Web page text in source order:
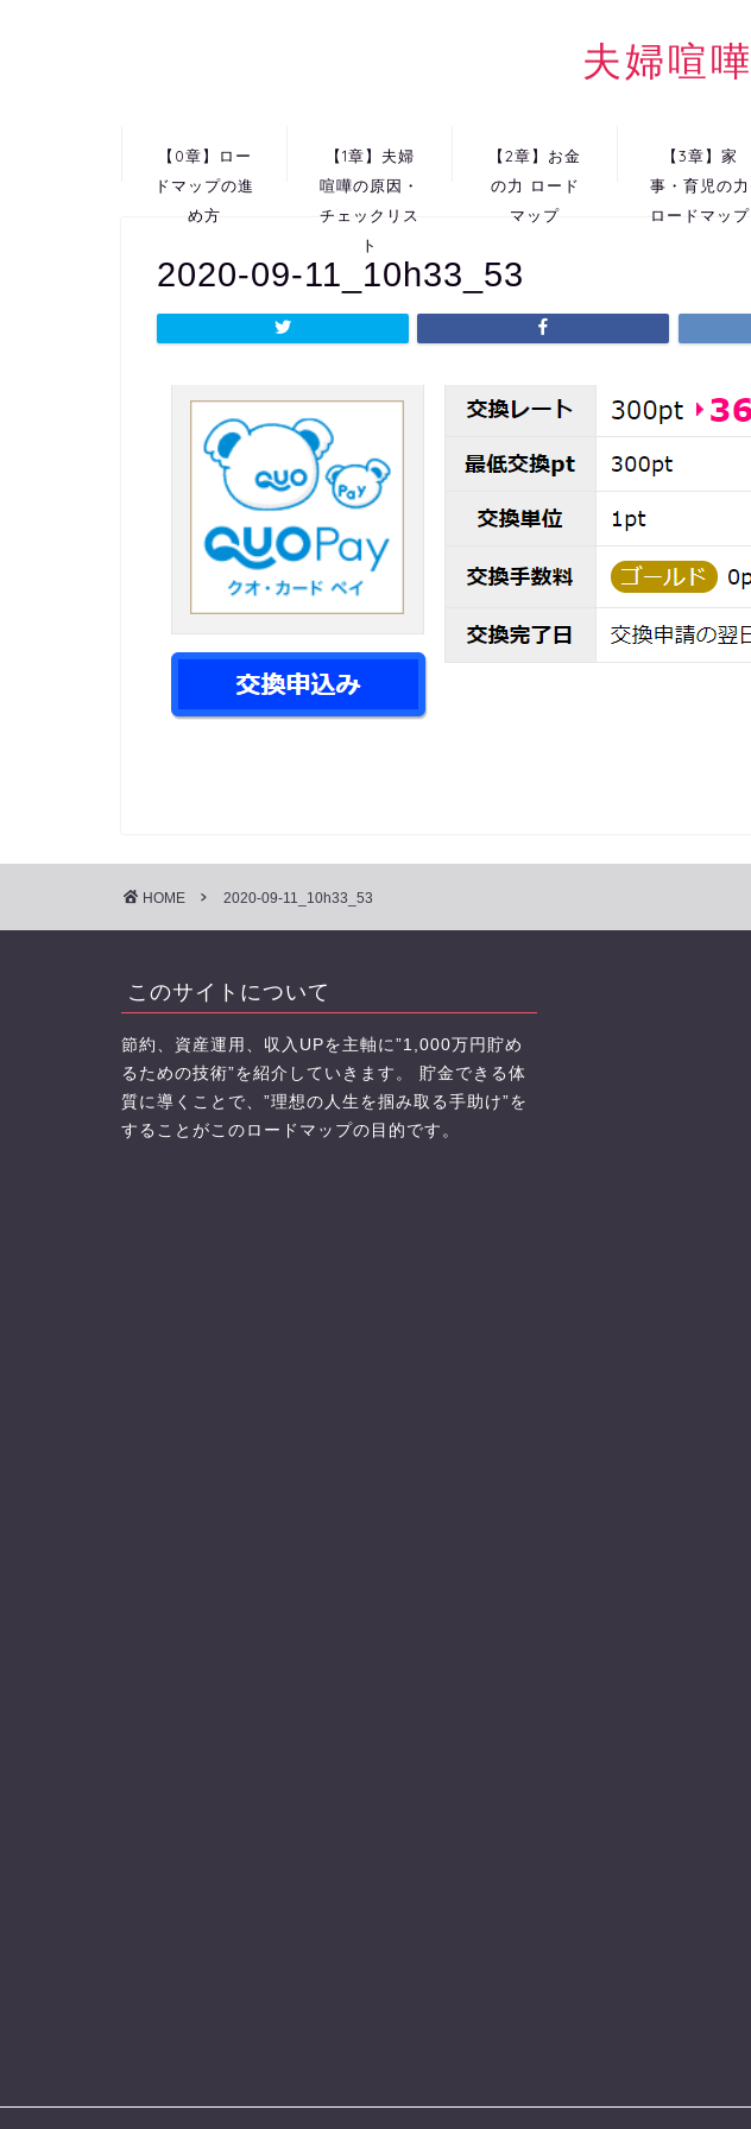
夫婦喧嘩
【0章】ロー
ドマップの進
め方
【1章】夫婦
喧嘩の原因・
チェックリス
ト
【2章】お金
の力 ロード
マップ
【3章】家
事・育児の力
ロードマップ
2020-09-11_10h33_53
HOME 2020-09-11_10h33_53
このサイトについて
節約、資産運用、収入UPを主軸に”1,000万円貯め
るための技術”を紹介していきます。 貯金できる体
質に導くことで、”理想の人生を掴み取る手助け”を
することがこのロードマップの目的です。